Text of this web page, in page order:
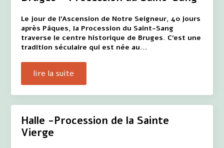
Le jour de l'Ascension de Notre Seigneur, 40 jours
après Pâques, la Procession du Saint-Sang
traverse le centre historique de Bruges. C'est une
tradition séculaire qui est née au...
lire la suite
Halle -Procession de la Sainte
Vierge